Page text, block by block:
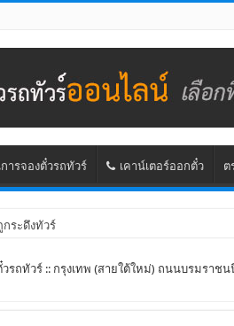
ารจองตั๋วรถทัวร์ เคาน์เตอร์ออกตั๋ว ต
กระดึงทัวร์
ถทัวร์ :: กรุงเทพ (สายใต้ใหม่) ถนนบรมราชน